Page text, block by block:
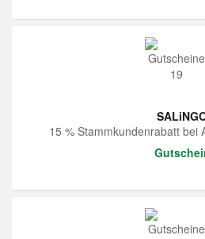
15 % Stammkundenrabatt bei